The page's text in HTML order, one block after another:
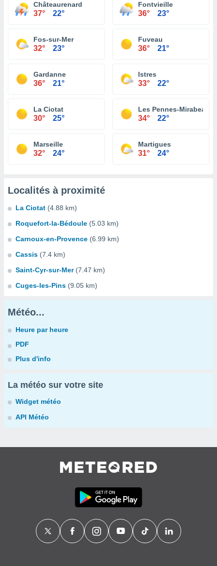
Châteaurenard
37° 22°
Fontvieille
36° 23°
Fos-sur-Mer
32° 23°
Fuveau
36° 21°
Gardanne
36° 21°
Istres
33° 22°
La Ciotat
30° 25°
Les Pennes-Mirabeau
34° 22°
Marseille
32° 24°
Martigues
31° 24°
Localités à proximité
La Ciotat (4.88 km)
Roquefort-la-Bédoule (5.03 km)
Carnoux-en-Provence (6.99 km)
Cassis (7.4 km)
Saint-Cyr-sur-Mer (7.47 km)
Cuges-les-Pins (9.05 km)
Météo...
Heure par heure
PDF
Plus d'info
La météo sur votre site
Widget météo
API Météo